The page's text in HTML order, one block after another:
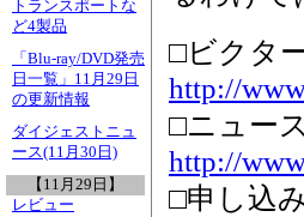
トランスポートな
ど4製品
「Blu-ray/DVD発売
日一覧」11月29日
の更新情報
ダイジェストニュ
ース(11月30日)
【11月29日】
レビュー
□ビクタ
http://
□ニュー
http://
□申し込